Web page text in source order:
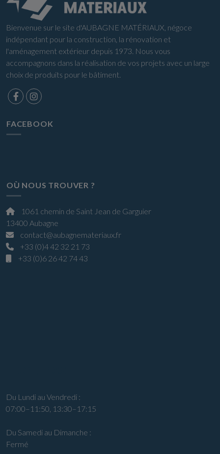
Bienvenue sur le site d'AUBAGNE MATÉRIAUX, négoce
indépendant pour la construction, la rénovation et
l'aménagement extérieur depuis 1973. Nous vous
accompagnons dans la réalisation de vos projets avec un large
choix de produits pour le bâtiment.
FACEBOOK
OÙ NOUS TROUVER ?
1061 chemin de Saint Jean de Garguier
13400 Aubagne
contact@aubagnemateriaux.fr
+33 (0)4 42 32 21 73
+33 (0)6 26 42 74 43
Du Lundi au Vendredi :
07:00–11:50, 13:30–17:15
Du Samedi au Dimanche :
Fermé